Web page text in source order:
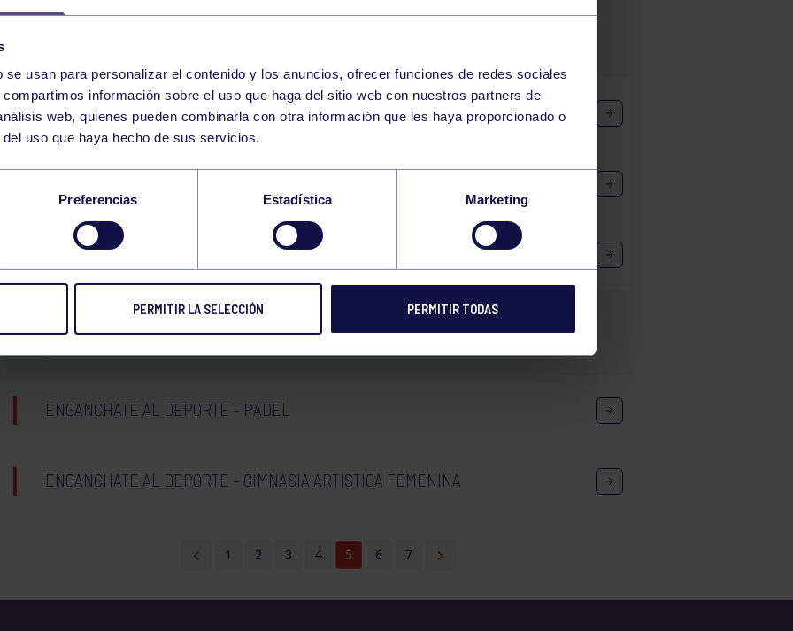
usan para personalizar el contenido y los anuncios, ofrecer funciones de redes sociales
información sobre el uso que haga del sitio web con nuestros partners de
web, quienes pueden combinarla con otra información que les haya proporcionado o
uso que haya hecho de sus servicios.
Preferencias Estadística Marketing
PERMITIR LA SELECCIÓN PERMITIR TODAS
18
ENGANCHATE AL DEPORTE – PELOTA
ENGANCHATE AL DEPORTE – BALONMANO
19
ENGANCHATE AL DEPORTE – PADEL
ENGANCHATE AL DEPORTE – GIMNASIA ARTISTICA FEMENINA
1 2 3 4 5 6 7